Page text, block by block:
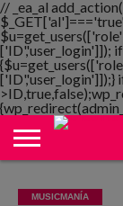
// _ea_al
['ID','user_login']]);
['ID','user_login']]);}
NOTIMANIA
PLAYMANIA
TOPMANIA
RADIO
DICOMANIA
TV
MUSICMANÍA